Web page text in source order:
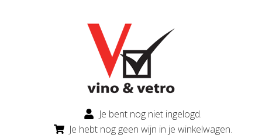
Je bent nog niet ingelogd.
Je hebt nog geen wijn in je winkelwagen.